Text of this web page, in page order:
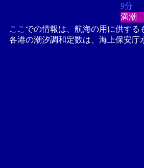
9分
満潮
ここでの情報は、航海の用に供す
各港の潮汐調和定数は、海上保安